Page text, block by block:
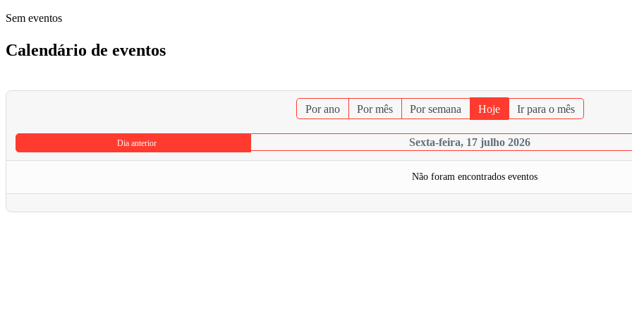
Sem eventos
Calendário de eventos
Por ano Por mês Por semana Hoje Ir para o mês
Dia anterior Sexta-feira, 17 julho 2026
Não foram encontrados eventos